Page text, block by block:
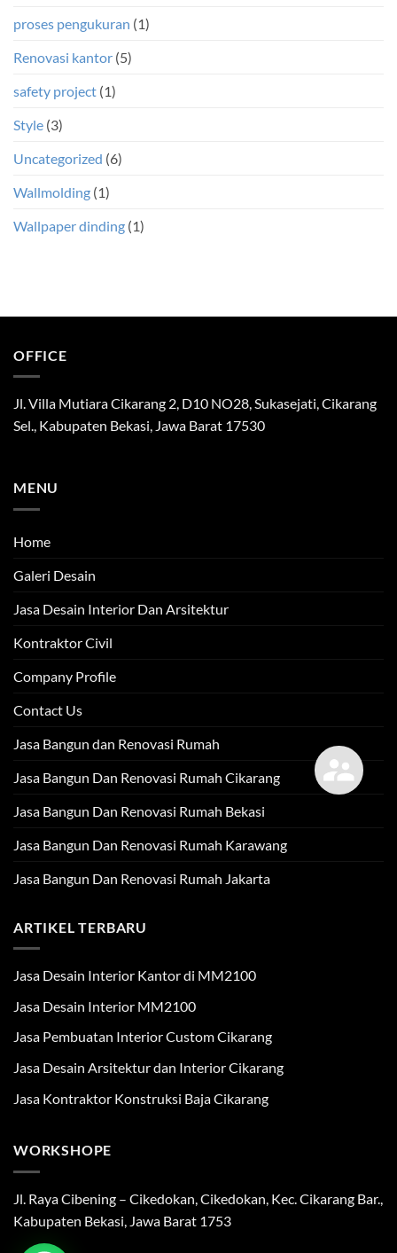
proses pengukuran (1)
Renovasi kantor (5)
safety project (1)
Style (3)
Uncategorized (6)
Wallmolding (1)
Wallpaper dinding (1)
OFFICE
Jl. Villa Mutiara Cikarang 2, D10 NO28, Sukasejati, Cikarang
Sel., Kabupaten Bekasi, Jawa Barat 17530
MENU
Home
Galeri Desain
Jasa Desain Interior Dan Arsitektur
Kontraktor Civil
Company Profile
Contact Us
Jasa Bangun dan Renovasi Rumah
Jasa Bangun Dan Renovasi Rumah Cikarang
Jasa Bangun Dan Renovasi Rumah Bekasi
Jasa Bangun Dan Renovasi Rumah Karawang
Jasa Bangun Dan Renovasi Rumah Jakarta
ARTIKEL TERBARU
Jasa Desain Interior Kantor di MM2100
Jasa Desain Interior MM2100
Jasa Pembuatan Interior Custom Cikarang
Jasa Desain Arsitektur dan Interior Cikarang
Jasa Kontraktor Konstruksi Baja Cikarang
WORKSHOPE
Jl. Raya Cibening – Cikedokan, Cikedokan, Kec. Cikarang Bar.,
Kabupaten Bekasi, Jawa Barat 1753